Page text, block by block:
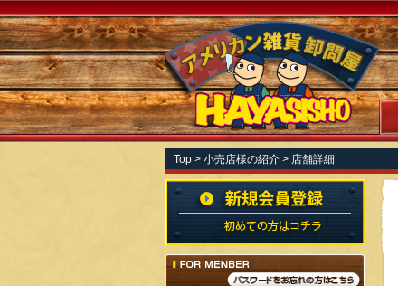
Top > 小売店様の紹介 > 店舗詳細